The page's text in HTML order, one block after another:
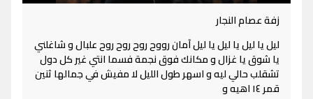
زفة عصام النجار
ليل يا ليل يا ليل يا ليل آمان رووح روح روح روح علبال و شاغلني
يا شوق يا غزال و مكانك فوق نجمة فسما انتي غير كل دول
تشقلب حالي ليه و اسهر طول الليل لا مفيش في جمالها ثنين
قمر ١٤ اهيه و